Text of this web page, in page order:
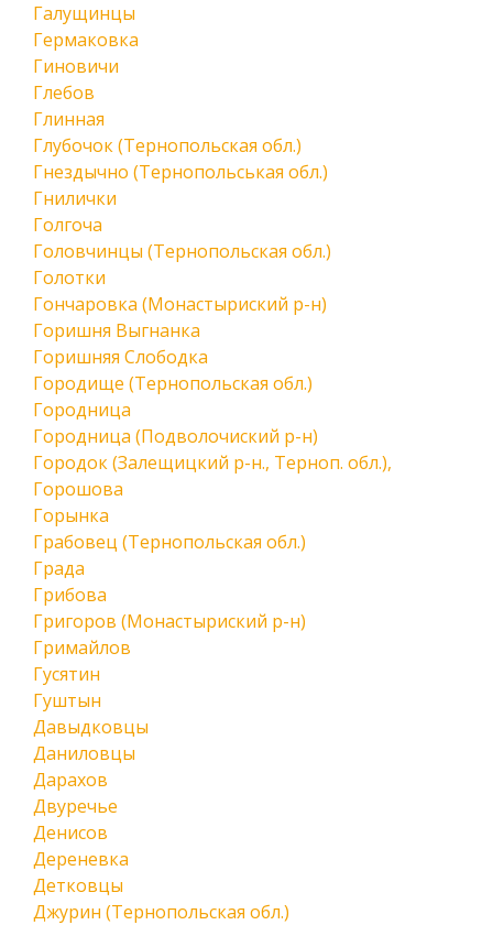
Галущинцы
Гермаковка
Гиновичи
Глебов
Глинная
Глубочок (Тернопольская обл.)
Гнездычно (Тернопольськая обл.)
Гнилички
Голгоча
Головчинцы (Тернопольская обл.)
Голотки
Гончаровка (Монастыриский р-н)
Горишня Выгнанка
Горишняя Слободка
Городище (Тернопольская обл.)
Городница
Городница (Подволочиский р-н)
Городок (Залещицкий р-н., Терноп. обл.),
Горошова
Горынка
Грабовец (Тернопольская обл.)
Града
Грибова
Григоров (Монастыриский р-н)
Гримайлов
Гусятин
Гуштын
Давыдковцы
Даниловцы
Дарахов
Двуречье
Денисов
Дереневка
Детковцы
Джурин (Тернопольская обл.)